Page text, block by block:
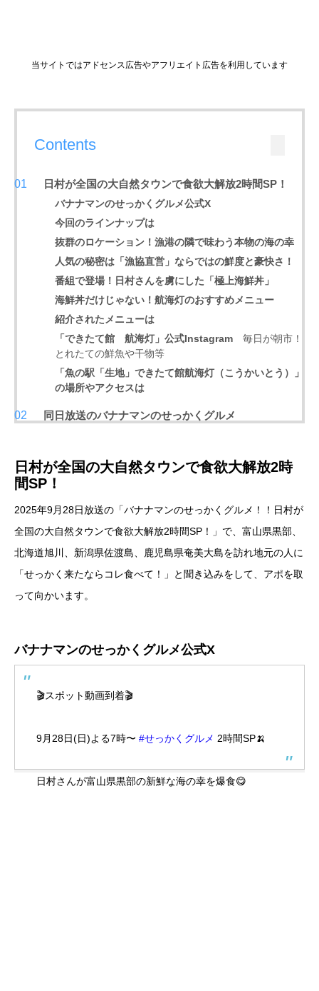
当サイトではアドセンス広告やアフリエイト広告を利用しています
Contents
日村が全国の大自然タウンで食欲大解放2時間SP！
バナナマンのせっかくグルメ公式X
今回のラインナップは
抜群のロケーション！漁港の隣で味わう本物の海の幸
人気の秘密は「漁協直営」ならではの鮮度と豪快さ！
番組で登場！日村さんを虜にした「極上海鮮丼」
海鮮丼だけじゃない！航海灯のおすすめメニュー
紹介されたメニューは
「できたて館 航海灯」公式Instagram 毎日が朝市！
とれたての鮮魚や干物等
「魚の駅「生地」できたて館航海灯（こうかいとう）」
の場所やアクセスは
同日放送のバナナマンのせっかくグルメ
日村が全国の大自然タウンで食欲大解放2時
間SP！
2025年9月28日放送の「バナナマンのせっかくグルメ！！日村が
全国の大自然タウンで食欲大解放2時間SP！」で、富山県黒部、
北海道旭川、新潟県佐渡島、鹿児島県奄美大島を訪れ地元の人に
「せっかく来たならコレ食べて！」と聞き込みをして、アポを取
って向かいます。
バナナマンのせっかくグルメ公式X
🎬スポット動画到着🎬
9月28日(日)よる7時〜 #せっかくグルメ 2時間SP🍌
日村さんが富山県黒部の新鮮な海の幸を爆食😋